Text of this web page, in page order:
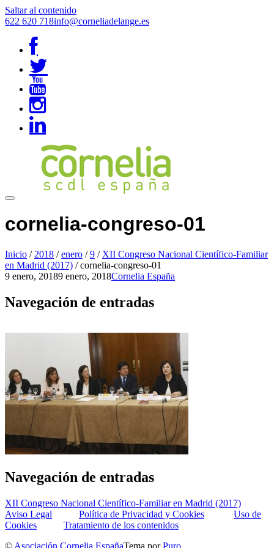
Saltar al contenido
622 620 718info@corneliadelange.es
cornelia-congreso-01
Inicio / 2018 / enero / 9 / XII Congreso Nacional Científico-Familiar
en Madrid (2017) / cornelia-congreso-01
9 enero, 20189 enero, 2018Cornelia España
Navegación de entradas
Navegación de entradas
XII Congreso Nacional Científico-Familiar en Madrid (2017)
Aviso Legal
Política de Privacidad y Cookies
Uso de
Cookies
Tratamiento de los contenidos
© Asociación Cornelia EspañaTema porPuro